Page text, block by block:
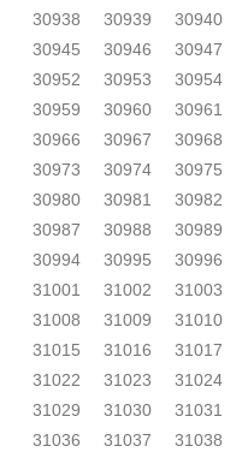
30938
30939 30940
30945
30946 30947
30952
30953 30954
30959
30960 30961
30966
30967 30968
30973
30974 30975
30980
30981 30982
30987
30988 30989
30994
30995 30996
31001
31002 31003
31008
31009 31010
31015
31016 31017
31022
31023 31024
31029
31030 31031
31036
31037 31038